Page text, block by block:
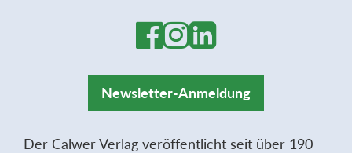
Newsletter-Anmeldung
Der Calwer Verlag veröffentlicht seit über 190